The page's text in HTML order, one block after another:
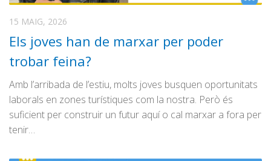
15 MAIG, 2026
Els joves han de marxar per poder
trobar feina?
Amb l’arribada de l’estiu, molts joves busquen oportunitats
laborals en zones turístiques com la nostra. Però és
suficient per construir un futur aquí o cal marxar a fora per
tenir…